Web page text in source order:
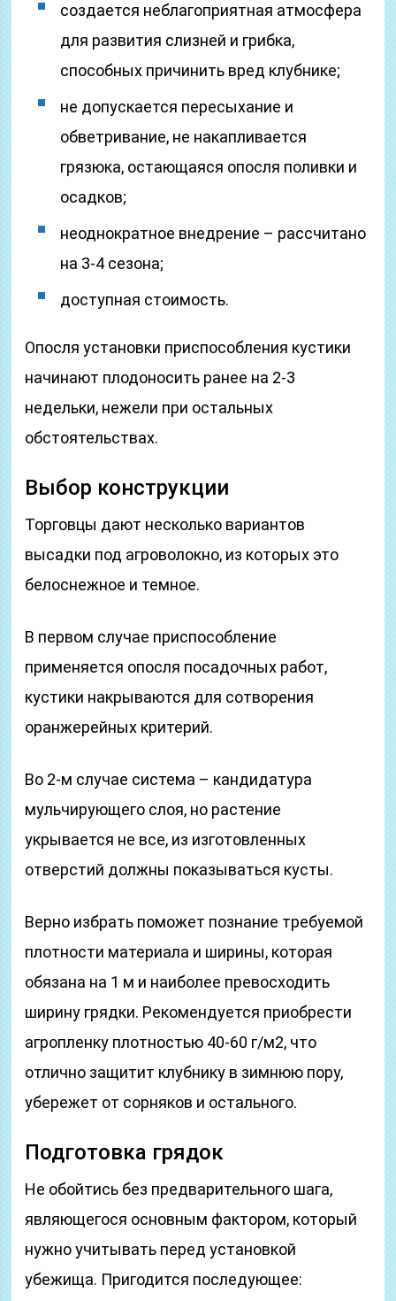
создается неблагоприятная атмосфера
для развития слизней и грибка,
способных причинить вред клубнике;
не допускается пересыхание и
обветривание, не накапливается
грязюка, остающаяся опосля поливки и
осадков;
неоднократное внедрение – рассчитано
на 3-4 сезона;
доступная стоимость.
Опосля установки приспособления кустики
начинают плодоносить ранее на 2-3
недельки, нежели при остальных
обстоятельствах.
Выбор конструкции
Торговцы дают несколько вариантов
высадки под агроволокно, из которых это
белоснежное и темное.
В первом случае приспособление
применяется опосля посадочных работ,
кустики накрываются для сотворения
оранжерейных критерий.
Во 2-м случае система – кандидатура
мульчирующего слоя, но растение
укрывается не все, из изготовленных
отверстий должны показываться кусты.
Верно избрать поможет познание требуемой
плотности материала и ширины, которая
обязана на 1 м и наиболее превосходить
ширину грядки. Рекомендуется приобрести
агропленку плотностью 40-60 г/м2, что
отлично защитит клубнику в зимнюю пору,
убережет от сорняков и остального.
Подготовка грядок
Не обойтись без предварительного шага,
являющегося основным фактором, который
нужно учитывать перед установкой
убежища. Пригодится последующее: